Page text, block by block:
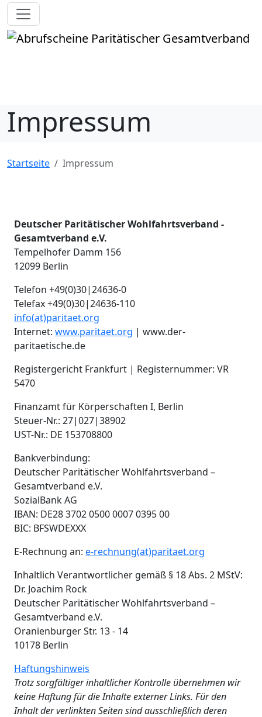
Impressum
Startseite Impressum
Deutscher Paritätischer Wohlfahrtsverband -
Gesamtverband e.V.
Tempelhofer Damm 156
12099 Berlin
Telefon +49(0)30|24636-0
Telefax +49(0)30|24636-110
info(at)paritaet.org
Internet: www.paritaet.org | www.der-
paritaetische.de
Registergericht Frankfurt | Registernummer: VR
5470
Finanzamt für Körperschaften I, Berlin
Steuer-Nr.: 27|027|38902
UST-Nr.: DE 153708800
Bankverbindung:
Deutscher Paritätischer Wohlfahrtsverband –
Gesamtverband e.V.
SozialBank AG
IBAN: DE28 3702 0500 0007 0395 00
BIC: BFSWDEXXX
E-Rechnung an: e-rechnung(at)paritaet.org
Inhaltlich Verantwortlicher gemäß § 18 Abs. 2 MStV:
Dr. Joachim Rock
Deutscher Paritätischer Wohlfahrtsverband –
Gesamtverband e.V.
Oranienburger Str. 13 - 14
10178 Berlin
Haftungshinweis
Trotz sorgfältiger inhaltlicher Kontrolle übernehmen wir
keine Haftung für die Inhalte externer Links. Für den
Inhalt der verlinkten Seiten sind ausschließlich deren